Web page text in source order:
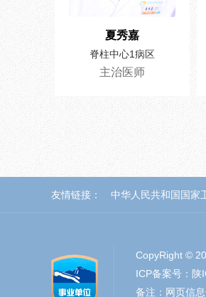
夏秀嘉
脊柱中心1病区
主治医师
友情链接： 中华人民共和国国家
CopyRight ©
ICP备案号：陕
备注：网页信